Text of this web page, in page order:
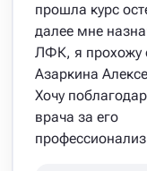
прошла курс
далее мне
ЛФК​, я прохожу
Азаркина
Хочу
врача за его